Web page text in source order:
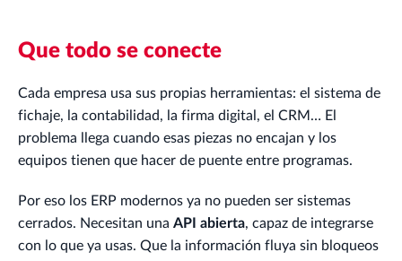
Que todo se conecte
Cada empresa usa sus propias herramientas: el sistema de
fichaje, la contabilidad, la firma digital, el CRM… El
problema llega cuando esas piezas no encajan y los
equipos tienen que hacer de puente entre programas.
Por eso los ERP modernos ya no pueden ser sistemas
cerrados. Necesitan una API abierta, capaz de integrarse
con lo que ya usas. Que la información fluya sin bloqueos